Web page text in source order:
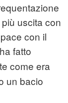
uscita con
con il
fatto
come era
un bacio